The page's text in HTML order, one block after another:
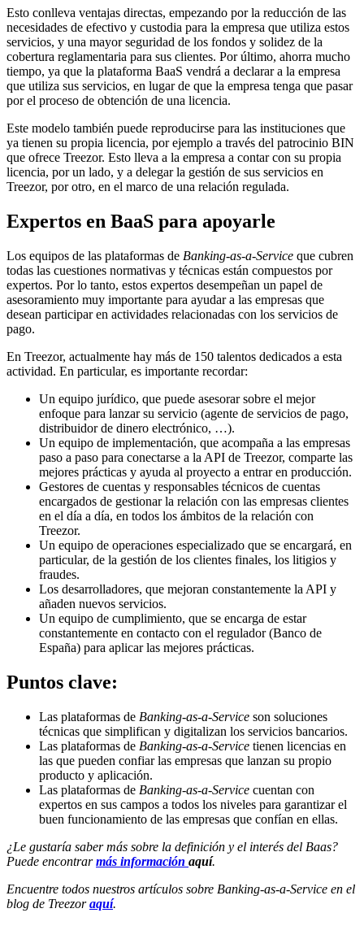
Esto conlleva ventajas directas, empezando por la reducción de las
necesidades de efectivo y custodia para la empresa que utiliza estos
servicios, y una mayor seguridad de los fondos y solidez de la
cobertura reglamentaria para sus clientes. Por último, ahorra mucho
tiempo, ya que la plataforma BaaS vendrá a declarar a la empresa
que utiliza sus servicios, en lugar de que la empresa tenga que pasar
por el proceso de obtención de una licencia.
Este modelo también puede reproducirse para las instituciones que
ya tienen su propia licencia, por ejemplo a través del patrocinio BIN
que ofrece Treezor. Esto lleva a la empresa a contar con su propia
licencia, por un lado, y a delegar la gestión de sus servicios en
Treezor, por otro, en el marco de una relación regulada.
Expertos en BaaS para apoyarle
Los equipos de las plataformas de Banking-as-a-Service que cubren
todas las cuestiones normativas y técnicas están compuestos por
expertos. Por lo tanto, estos expertos desempeñan un papel de
asesoramiento muy importante para ayudar a las empresas que
desean participar en actividades relacionadas con los servicios de
pago.
En Treezor, actualmente hay más de 150 talentos dedicados a esta
actividad. En particular, es importante recordar:
Un equipo jurídico, que puede asesorar sobre el mejor
enfoque para lanzar su servicio (agente de servicios de pago,
distribuidor de dinero electrónico, …).
Un equipo de implementación, que acompaña a las empresas
paso a paso para conectarse a la API de Treezor, comparte las
mejores prácticas y ayuda al proyecto a entrar en producción.
Gestores de cuentas y responsables técnicos de cuentas
encargados de gestionar la relación con las empresas clientes
en el día a día, en todos los ámbitos de la relación con
Treezor.
Un equipo de operaciones especializado que se encargará, en
particular, de la gestión de los clientes finales, los litigios y
fraudes.
Los desarrolladores, que mejoran constantemente la API y
añaden nuevos servicios.
Un equipo de cumplimiento, que se encarga de estar
constantemente en contacto con el regulador (Banco de
España) para aplicar las mejores prácticas.
Puntos clave:
Las plataformas de Banking-as-a-Service son soluciones
técnicas que simplifican y digitalizan los servicios bancarios.
Las plataformas de Banking-as-a-Service tienen licencias en
las que pueden confiar las empresas que lanzan su propio
producto y aplicación.
Las plataformas de Banking-as-a-Service cuentan con
expertos en sus campos a todos los niveles para garantizar el
buen funcionamiento de las empresas que confían en ellas.
¿Le gustaría saber más sobre la definición y el interés del Baas?
Puede encontrarmás información aquí.
Encuentre todos nuestros artículos sobre Banking-as-a-Service en el
blog de Treezoraquí.